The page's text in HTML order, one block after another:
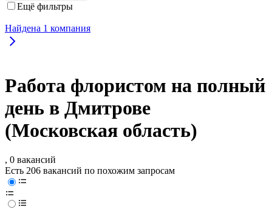
Ещё фильтры
Найдена 1 компания
Работа флористом на полный
день в Дмитрове
(Московская область)
, 0 вакансий
Есть 206 вакансий по похожим запросам